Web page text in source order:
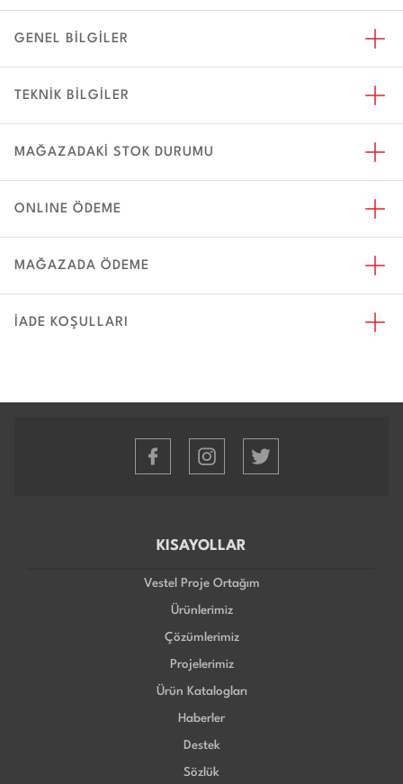
GENEL BİLGİLER
TEKNİK BİLGİLER
MAĞAZADAKİ STOK DURUMU
ONLINE ÖDEME
MAĞAZADA ÖDEME
İADE KOŞULLARI
KISAYOLLAR
Vestel Proje Ortağım
Ürünlerimiz
Çözümlerimiz
Projelerimiz
Ürün Katalogları
Haberler
Destek
Sözlük